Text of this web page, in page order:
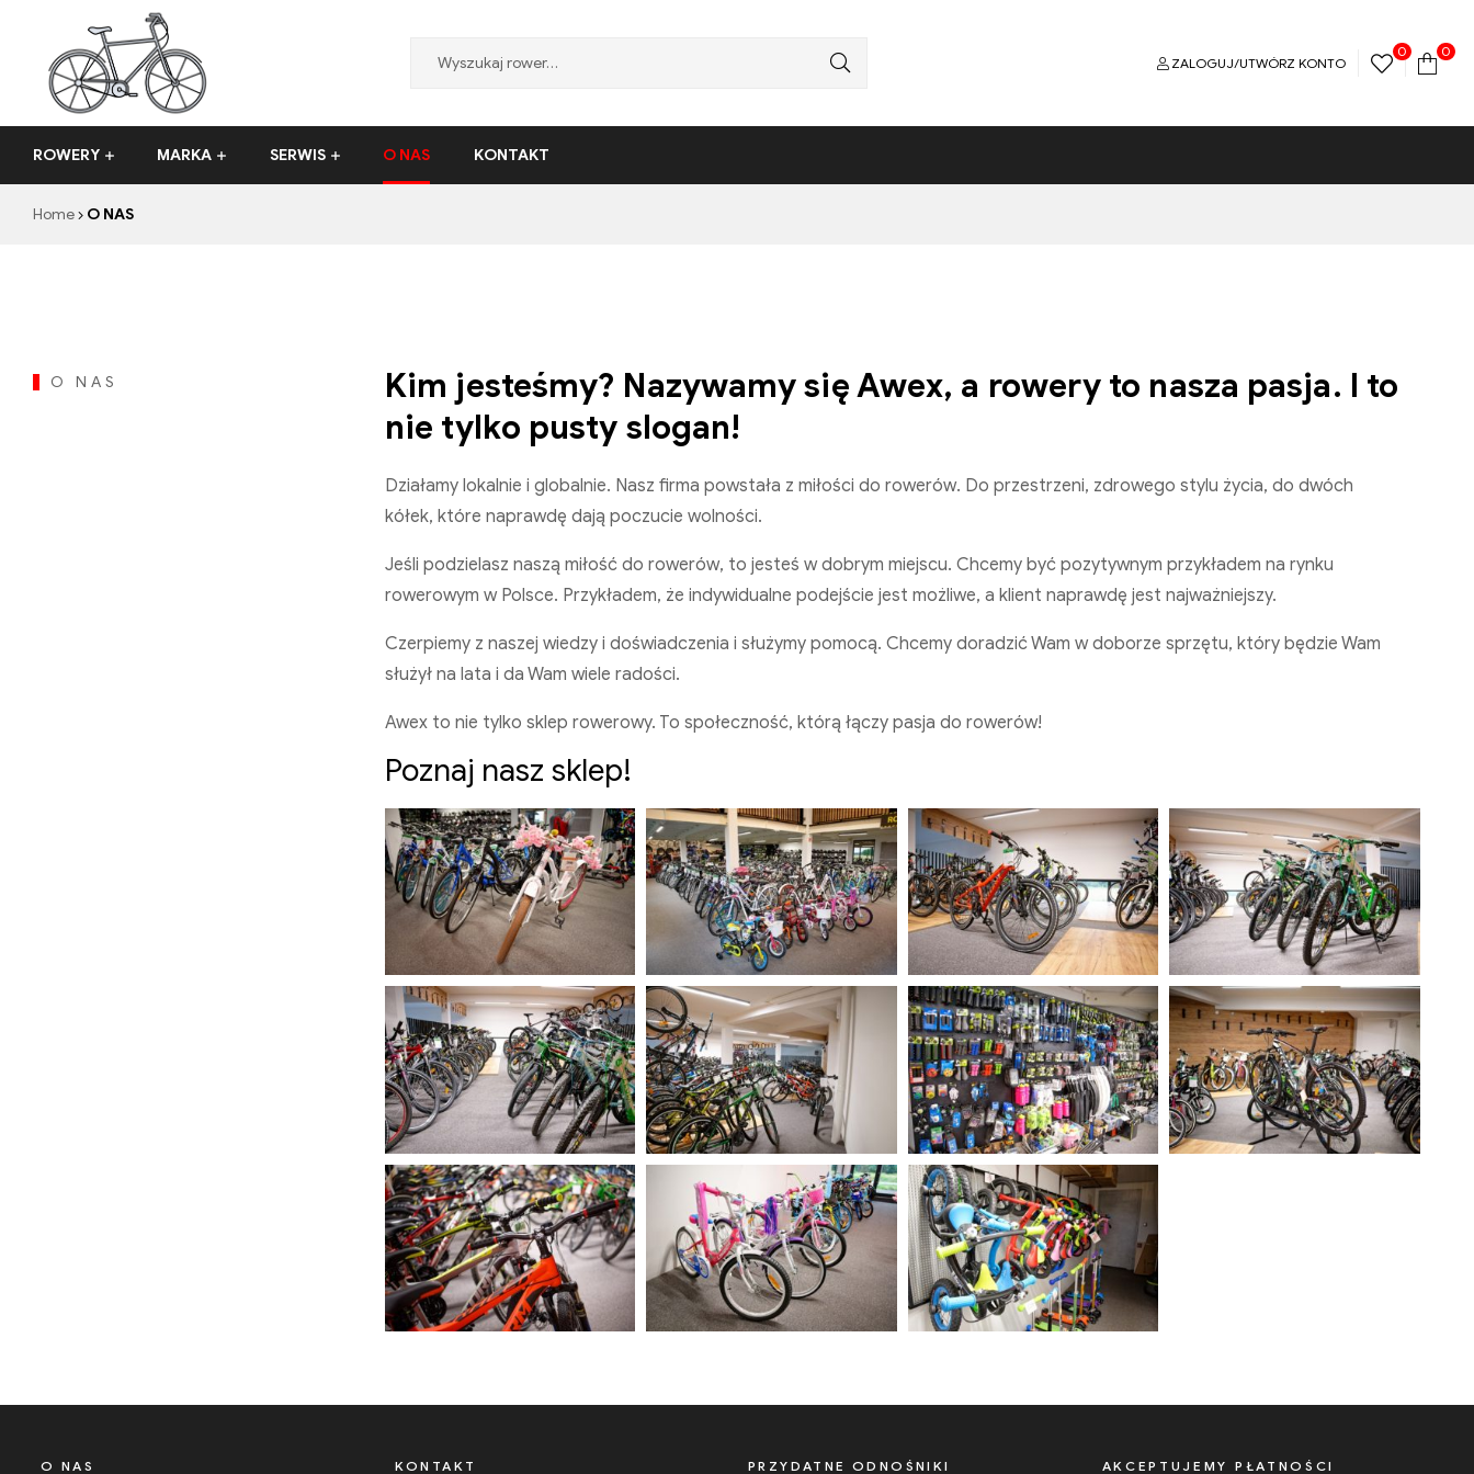
Mr.
i
ZALOGUJ/UTWÓRZ KONTO
0 0
ROWERY MARKA SERWIS O NAS KONTAKT
Home O NAS
O NAS
Kim jesteśmy? Nazywamy się Awex, a rowery to nasza pasja. I to
nie tylko pusty slogan!
Działamy lokalnie i globalnie. Nasz firma powstała z miłości do rowerów. Do przestrzeni, zdrowego stylu życia, do dwóch
kółek, które naprawdę dają poczucie wolności.
Jeśli podzielasz naszą miłość do rowerów, to jesteś w dobrym miejscu. Chcemy być pozytywnym przykładem na rynku
rowerowym w Polsce. Przykładem, że indywidualne podejście jest możliwe, a klient naprawdę jest najważniejszy.
Czerpiemy z naszej wiedzy i doświadczenia i służymy pomocą. Chcemy doradzić Wam w doborze sprzętu, który będzie Wam
służył na lata i da Wam wiele radości.
Awex to nie tylko sklep rowerowy. To społeczność, którą łączy pasja do rowerów!
Poznaj nasz sklep!
O NAS KONTAKT PRZYDATNE ODNOŚNIKI AKCEPTUJEMY PŁATNOŚCI